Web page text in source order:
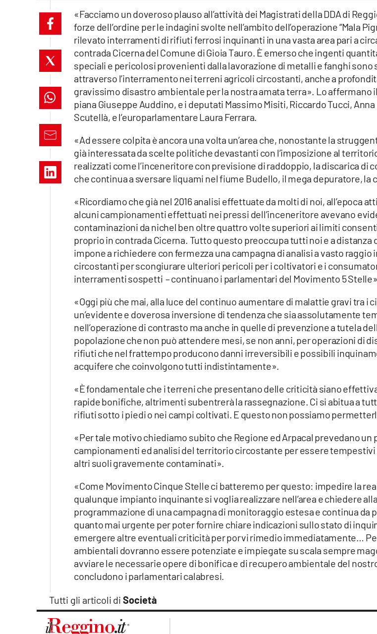
cosenzachannel.it
catanzarochannel.it
lacapitalenews.it
Vai
Tutti gli articoli di Società
«Facciamo un doveroso plauso all’attività dei Magistrati della DDA di
forze dell’ordine per le indagini svolte nell’ambito dell’operazione “Mala
rilevato interramenti di rifiuti ferrosi inquinanti in una vasta area pari a
contrada Cicerna del Comune di Gioia Tauro. È emerso che ingenti
speciali e pericolosi provenienti dalla lavorazione di metalli e fanghi
attraverso l’interramento nei terreni agricoli circostanti, anche a
gravissimo disastro ambientale per la nostra amata terra». Lo affermano
piana Giuseppe Auddino, e i deputati Massimo Misiti, Riccardo Tucci,
Scutellà, e l’europarlamentare Laura Ferrara.
«Ad essere colpita è ancora una volta un’area che, nonostante la
già interessata da scelte politiche devastanti con l’imposizione al
realizzati come l’inceneritore con previsione di raddoppio, la discarica di
che continua a sversare liquami nel fiume Budello, il mega depuratore, la
«Ricordiamo che già nel 2016 analisi effettuate da molti di noi, all’epoca
alcuni campionamenti effettuati nei pressi dell’inceneritore avevano
contaminazioni da nichel ben oltre quattro volte superiori ai limiti
proprio in contrada Cicerna. Tutto questo preoccupa tutti noi e a distanza
impone a richiedere con fermezza una campagna di analisi a vasto
circostanti per scongiurare ulteriori pericoli per i coltivatori e i
interramenti sospetti – continuano i parlamentari del Movimento 5
«Oggi più che mai, alla luce del continuo aumentare di malattie gravi tra i
un’evidente e doverosa inversione di tendenza che sia assolutamente
nell’operazione di contrasto ma anche in quelle di prevenzione a tutela
popolazione che non può attendere mesi, se non anni, per operazioni di
rifiuti che nel frattempo producono danni irreversibili e possibili
acquifere che coinvolgono tutti indistintamente».
«È fondamentale che i terreni che presentano delle criticità siano
rapide bonifiche, altrimenti subentrerà la rassegnazione. Ci si abitua a
rifiuti sotto i piedi o nei campi coltivati. E questo non possiamo
«Per tale motivo chiediamo subito che Regione ed Arpacal prevedano un
campionamenti ed analisi del territorio circostante per essere
altri suoli gravemente contaminati».
«Come Movimento Cinque Stelle ci batteremo per questo: impedire la
qualunque impianto inquinante si voglia realizzare nell’area e chiedere
programmazione di una campagna di monitoraggio estesa e continua da
quanto mai urgente per poter fornire chiare indicazioni sullo stato di
emergere altre eventuali criticità per porvi rimedio immediatamente…
ambientali dovranno essere potenziate e impiegate su scala sempre
avviare le necessarie opere di bonifica e di recupero ambientale del
concludono i parlamentari calabresi.